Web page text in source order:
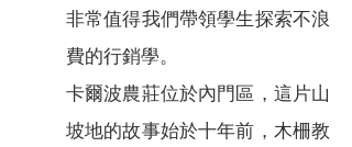
非常值得我們帶領學生探索不浪
費的行銷學。
卡爾波農莊位於內門區，這片山
坡地的故事始於十年前，木柵教